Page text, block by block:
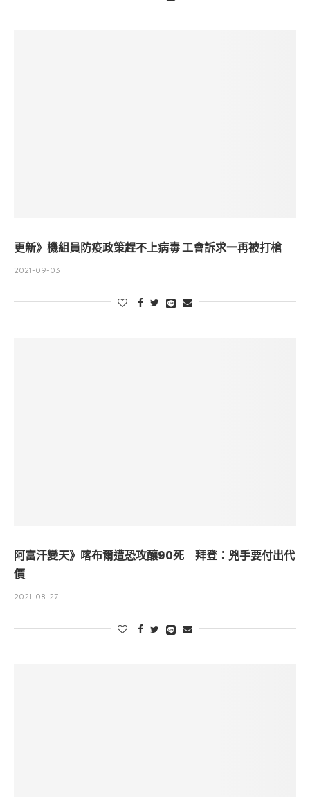
更新》機組員防疫政策趕不上病毒 工會訴求一再被打槍
2021-09-03
阿富汗變天》喀布爾遭恐攻釀90死 拜登：兇手要付出代
價
2021-08-27